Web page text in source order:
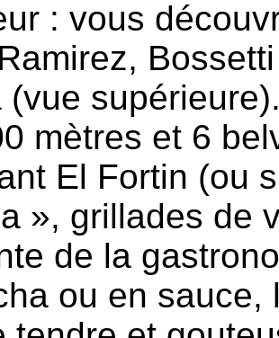
: vous
(vue
mètres et 6
El Fortin (ou
», grillades de
de la
ou en